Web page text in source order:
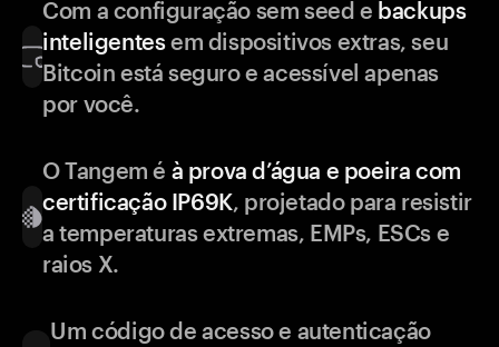
Com a configuração sem seed e backups
inteligentesem dispositivos extras, seu
Bitcoin está seguro e acessível apenas
por você.
O Tangem é à prova d’água e poeira com
certificação IP69K, projetado para resistir
a temperaturas extremas, EMPs, ESCs e
raios X.
Um código de acesso e autenticação